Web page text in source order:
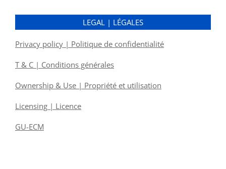
LEGAL | LÉGALES
Privacy policy | Politique de confidentialité
T & C | Conditions générales
Ownership & Use | Propriété et utilisation
Licensing | Licence
GU-ECM